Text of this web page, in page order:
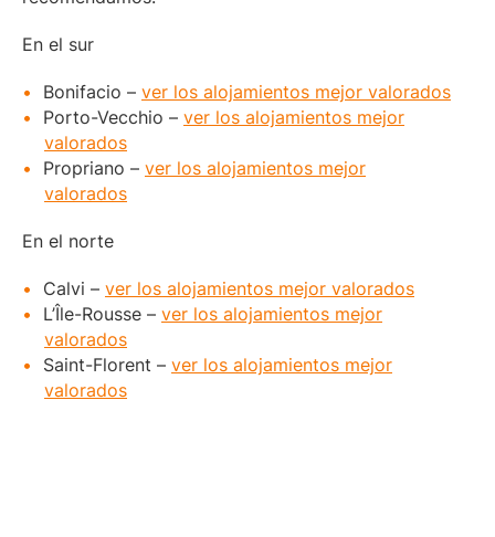
En el sur
Bonifacio – ver los alojamientos mejor valorados
Porto-Vecchio – ver los alojamientos mejor
valorados
Propriano – ver los alojamientos mejor
valorados
En el norte
Calvi – ver los alojamientos mejor valorados
L’Île-Rousse – ver los alojamientos mejor
valorados
Saint-Florent – ver los alojamientos mejor
valorados